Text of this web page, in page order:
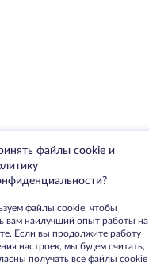
файлы cookie и
файлы cookie, чтобы
вам наилучший опыт работы на
Если вы продолжите работу
настроек, мы будем считать,
получать все файлы cookie